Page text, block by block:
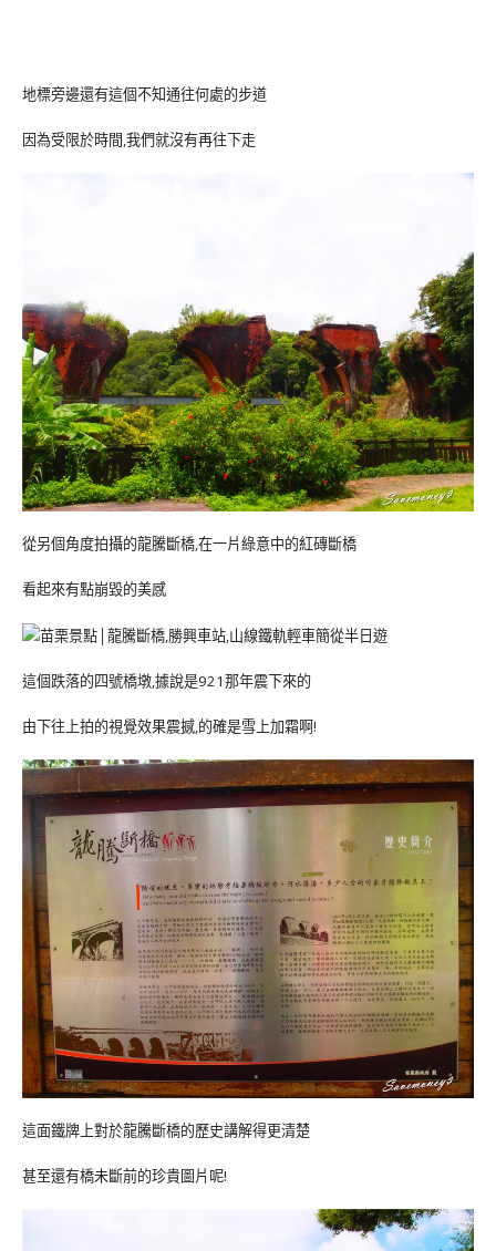
地標旁邊還有這個不知通往何處的步道
因為受限於時間,我們就沒有再往下走
從另個角度拍攝的龍騰斷橋,在一片綠意中的紅磚斷橋
看起來有點崩毀的美感
這個跌落的四號橋墩,據說是921那年震下來的
由下往上拍的視覺效果震撼,的確是雪上加霜啊!
這面鐵牌上對於龍騰斷橋的歷史講解得更清楚
甚至還有橋未斷前的珍貴圖片呢!